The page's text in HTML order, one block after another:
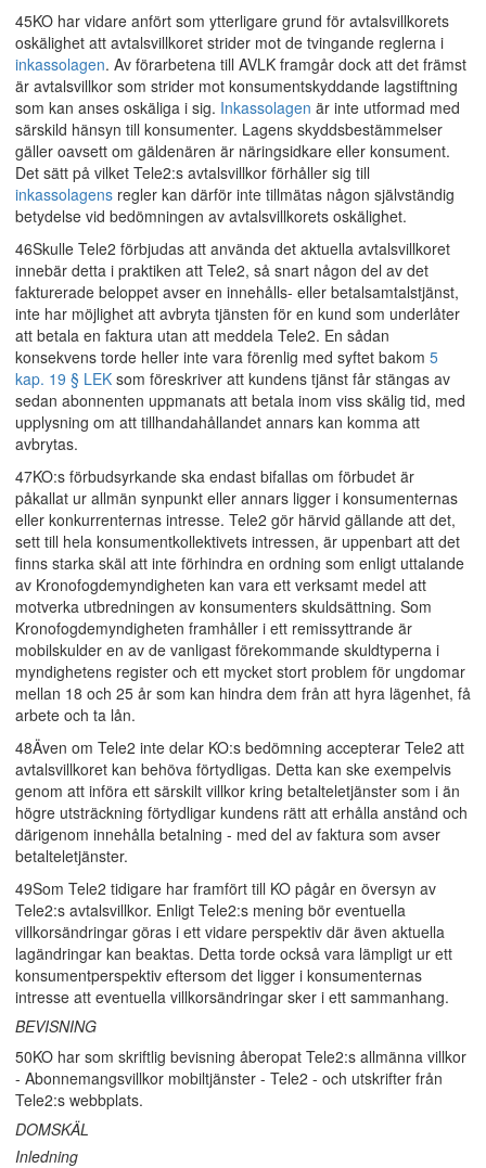
45KO har vidare anfört som ytterligare grund för avtalsvillkorets
oskälighet att avtalsvillkoret strider mot de tvingande reglerna i
inkassolagen. Av förarbetena till AVLK framgår dock att det främst
är avtalsvillkor som strider mot konsumentskyddande lagstiftning
som kan anses oskäliga i sig. Inkassolagen är inte utformad med
särskild hänsyn till konsumenter. Lagens skyddsbestämmelser
gäller oavsett om gäldenären är näringsidkare eller konsument.
Det sätt på vilket Tele2:s avtalsvillkor förhåller sig till
inkassolagens regler kan därför inte tillmätas någon självständig
betydelse vid bedömningen av avtalsvillkorets oskälighet.
46Skulle Tele2 förbjudas att använda det aktuella avtalsvillkoret
innebär detta i praktiken att Tele2, så snart någon del av det
fakturerade beloppet avser en innehålls- eller betalsamtalstjänst,
inte har möjlighet att avbryta tjänsten för en kund som underlåter
att betala en faktura utan att meddela Tele2. En sådan
konsekvens torde heller inte vara förenlig med syftet bakom 5
kap. 19 § LEK som föreskriver att kundens tjänst får stängas av
sedan abonnenten uppmanats att betala inom viss skälig tid, med
upplysning om att tillhandahållandet annars kan komma att
avbrytas.
47KO:s förbudsyrkande ska endast bifallas om förbudet är
påkallat ur allmän synpunkt eller annars ligger i konsumenternas
eller konkurrenternas intresse. Tele2 gör härvid gällande att det,
sett till hela konsumentkollektivets intressen, är uppenbart att det
finns starka skäl att inte förhindra en ordning som enligt uttalande
av Kronofogdemyndigheten kan vara ett verksamt medel att
motverka utbredningen av konsumenters skuldsättning. Som
Kronofogdemyndigheten framhåller i ett remissyttrande är
mobilskulder en av de vanligast förekommande skuldtyperna i
myndighetens register och ett mycket stort problem för ungdomar
mellan 18 och 25 år som kan hindra dem från att hyra lägenhet, få
arbete och ta lån.
48Även om Tele2 inte delar KO:s bedömning accepterar Tele2 att
avtalsvillkoret kan behöva förtydligas. Detta kan ske exempelvis
genom att införa ett särskilt villkor kring betalteletjänster som i än
högre utsträckning förtydligar kundens rätt att erhålla anstånd och
därigenom innehålla betalning - med del av faktura som avser
betalteletjänster.
49Som Tele2 tidigare har framfört till KO pågår en översyn av
Tele2:s avtalsvillkor. Enligt Tele2:s mening bör eventuella
villkorsändringar göras i ett vidare perspektiv där även aktuella
lagändringar kan beaktas. Detta torde också vara lämpligt ur ett
konsumentperspektiv eftersom det ligger i konsumenternas
intresse att eventuella villkorsändringar sker i ett sammanhang.
BEVISNING
50KO har som skriftlig bevisning åberopat Tele2:s allmänna villkor
- Abonnemangsvillkor mobiltjänster - Tele2 - och utskrifter från
Tele2:s webbplats.
DOMSKÄL
Inledning